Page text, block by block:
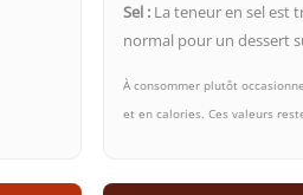
Sel : La teneur en sel est
normal pour un dessert
À consommer plutôt
et en calories. Ces valeurs